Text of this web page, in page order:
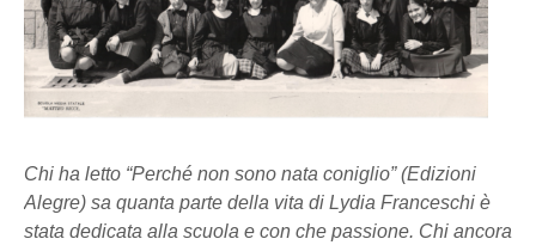
Chi ha letto “Perché non sono nata coniglio” (Edizioni
Alegre) sa quanta parte della vita di Lydia Franceschi è
stata dedicata alla scuola e con che passione. Chi ancora